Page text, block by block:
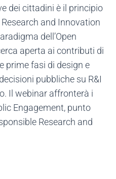
dei cittadini è il principio
and Innovation
dell’Open
aperta ai contributi di
prime fasi di design e
pubbliche su R&I
Il webinar affronterà i
Engagement, punto
Research and